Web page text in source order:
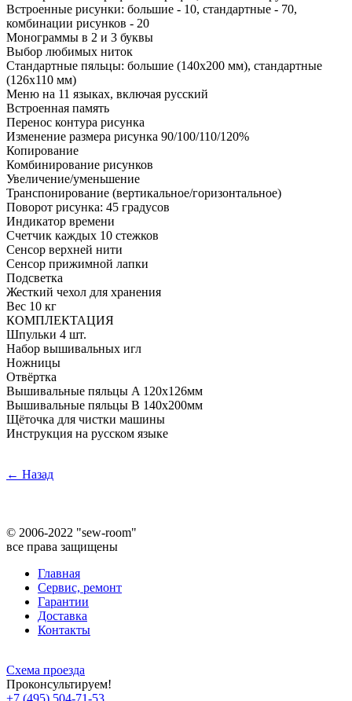
Встроенные рисунки: большие - 10, стандартные - 70,
комбинации рисунков - 20
Монограммы в 2 и 3 буквы
Выбор любимых ниток
Стандартные пяльцы: большие (140x200 мм), стандартные
(126x110 мм)
Меню на 11 языках, включая русский
Встроенная память
Перенос контура рисунка
Изменение размера рисунка 90/100/110/120%
Копирование
Комбинирование рисунков
Увеличение/уменьшение
Транспонирование (вертикальное/горизонтальное)
Поворот рисунка: 45 градусов
Индикатор времени
Счетчик каждых 10 стежков
Сенсор верхней нити
Сенсор прижимной лапки
Подсветка
Жесткий чехол для хранения
Вес 10 кг
КОМПЛЕКТАЦИЯ
Шпульки 4 шт.
Набор вышивальных игл
Ножницы
Отвёртка
Вышивальные пяльцы A 120х126мм
Вышивальные пяльцы В 140х200мм
Щёточка для чистки машины
Инструкция на русском языке
← Назад
© 2006-2022 "sew-room"
все права защищены
Главная
Сервис, ремонт
Гарантии
Доставка
Контакты
Схема проезда
Проконсультируем!
+7 (495) 504-71-53